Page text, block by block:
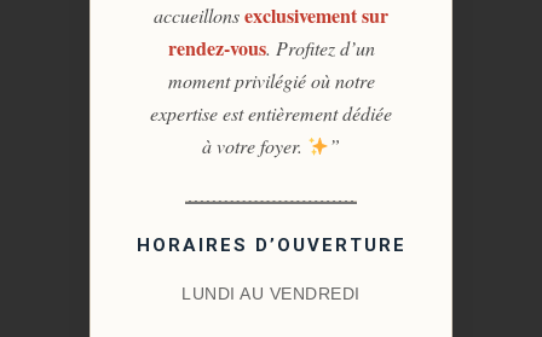
accueillonsexclusivement sur
rendez-vous. Profitez d’un
moment privilégié où notre
expertise est entièrement dédiée
à votre foyer.
”
HORAIRES D’OUVERTURE
LUNDI AU VENDREDI